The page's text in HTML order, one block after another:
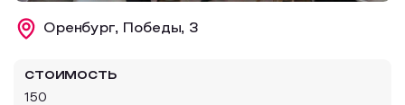
Образовательный туризм
Оренбург, Победы, 3
СТОИМОСТЬ
150